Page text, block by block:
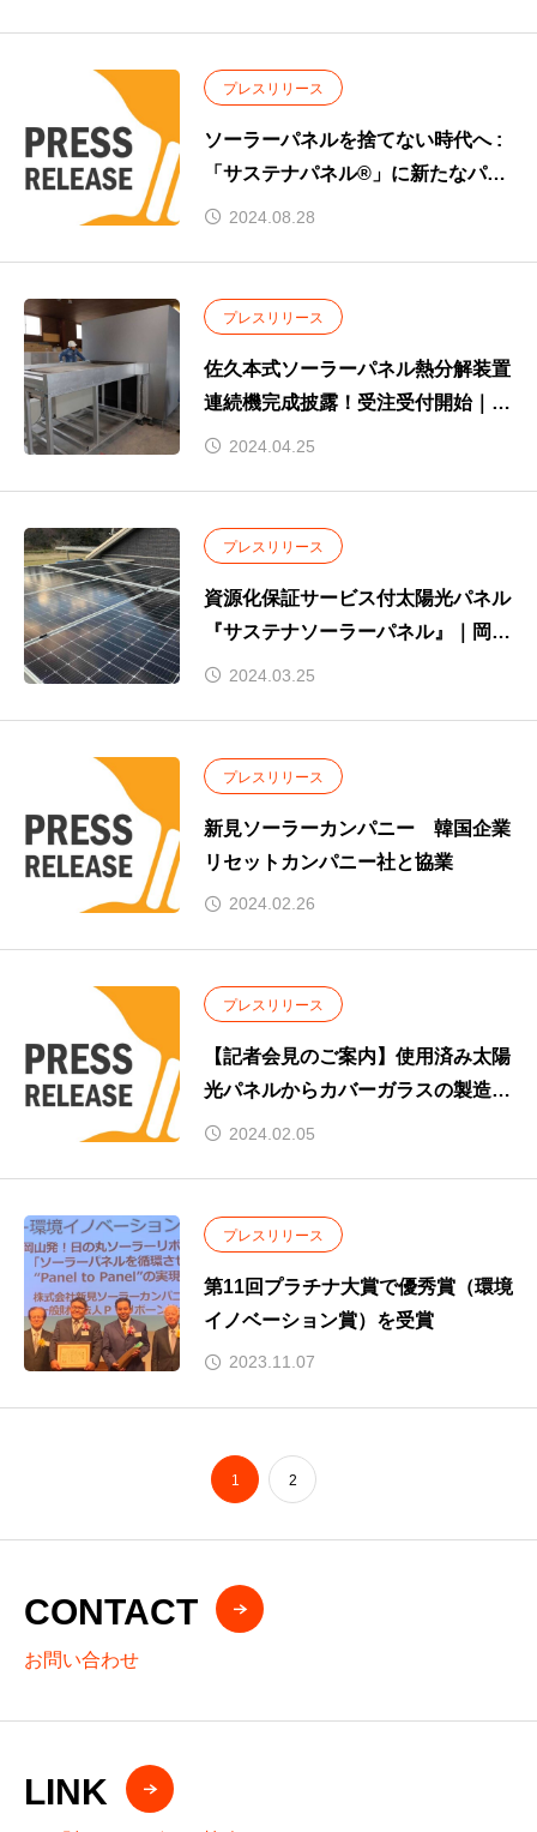
プレスリリース
ソーラーパネルを捨てない時代へ :
「サステナパネル®」に新たなパッ
ケージ商品を発表
2024.08.28
プレスリリース
佐久本式ソーラーパネル熱分解装置
連続機完成披露！受注受付開始｜第
１号機導入企業も決定
2024.04.25
プレスリリース
資源化保証サービス付太陽光パネル
『サステナソーラーパネル』｜岡山
県新見市のソーラーカーポートに設
2024.03.25
プレスリリース
新見ソーラーカンパニー 韓国企業
リセットカンパニー社と協業
2024.02.26
プレスリリース
【記者会見のご案内】使用済み太陽
光パネルからカバーガラスの製造に
成功2024.02.05
プレスリリース
第11回プラチナ大賞で優秀賞（環境
イノベーション賞）を受賞
2023.11.07
1 2
CONTACT
お問い合わせ
LINK